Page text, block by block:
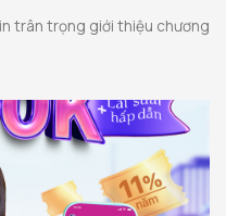
trân trọng giới thiệu chương